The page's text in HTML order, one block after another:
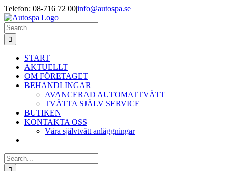
Skip
to
content
Telefon: 08-716 72 00|info@autospa.se
Search
for:
START
AKTUELLT
OM FÖRETAGET
BEHANDLINGAR
AVANCERAD AUTOMATTVÄTT
TVÄTTA SJÄLV SERVICE
BUTIKEN
KONTAKTA OSS
Våra självtvätt anläggningar
Search
for: